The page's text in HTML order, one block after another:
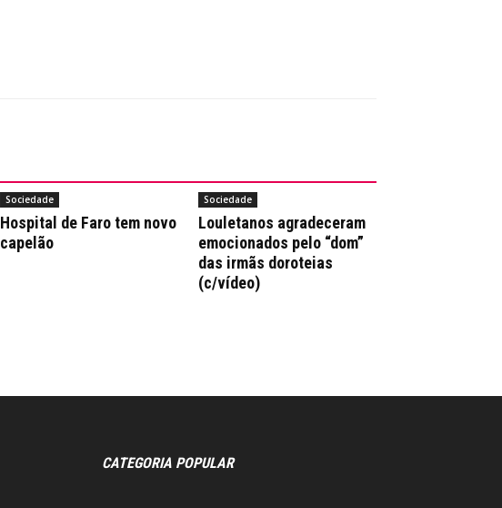
Sociedade
Hospital de Faro tem novo
capelão
Sociedade
Louletanos agradeceram
emocionados pelo “dom”
das irmãs doroteias
(c/vídeo)
CATEGORIA POPULAR